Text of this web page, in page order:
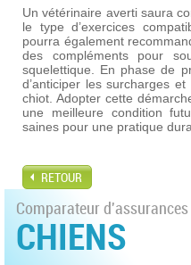
Un vétérinaire averti saura
le type d’exercices
pourra également
des compléments pour
squelettique. En phase de
d’anticiper les surcharges
chiot. Adopter cette
une meilleure condition
saines pour une pratique
RETOUR
Comparateur
CHIENS